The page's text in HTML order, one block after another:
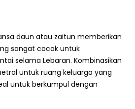
daun atau zaitun memberikan
sangat cocok untuk
selama Lebaran. Kombinasikan
untuk ruang keluarga yang
untuk berkumpul dengan